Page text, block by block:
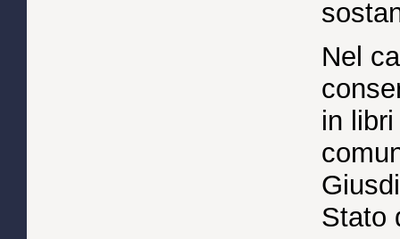
Nel
in
Stato